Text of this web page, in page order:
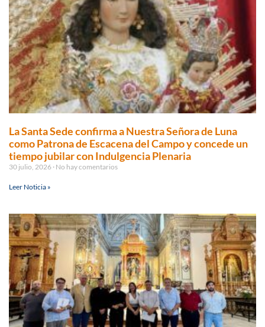
La Santa Sede confirma a Nuestra Señora de Luna
como Patrona de Escacena del Campo y concede un
tiempo jubilar con Indulgencia Plenaria
30 julio, 2026 No hay comentarios
Leer Noticia »